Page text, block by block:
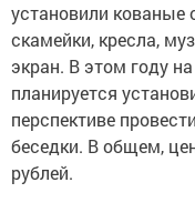
установили кованые
скамейки, кресла,
экран. В этом году
планируется
перспективе
беседки. В общем,
рублей.